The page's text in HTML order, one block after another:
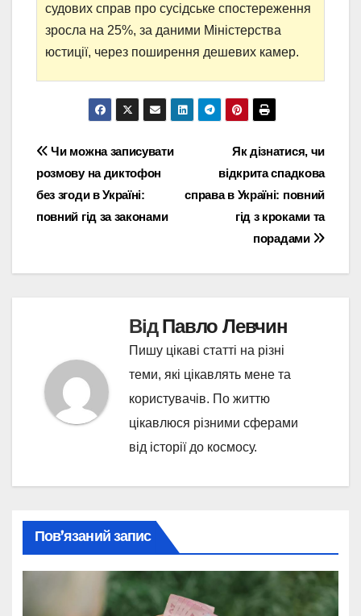
судових справ про сусідське спостереження
зросла на 25%, за даними Міністерства
юстиції, через поширення дешевих камер.
Навігація
записів
Як дізнатися, чи
відкрита спадкова
справа в Україні: повний
гід з кроками та
порадами
Чи можна записувати
розмову на диктофон
без згоди в Україні:
повний гід за законами
ВідПавло Левчин
Пишу цікаві статті на різні
теми, які цікавлять мене та
користувачів. По життю
цікавлюся різними сферами
від історії до космосу.
Пов’язаний запис